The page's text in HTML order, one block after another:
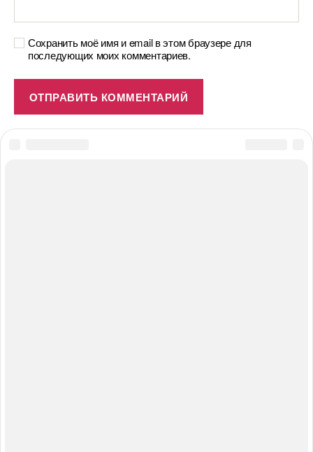
Сохранить моё имя и email в этом браузере для
последующих моих комментариев.